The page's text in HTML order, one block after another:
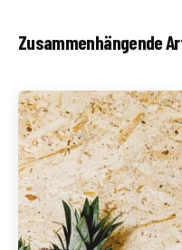
Zusammenhängende